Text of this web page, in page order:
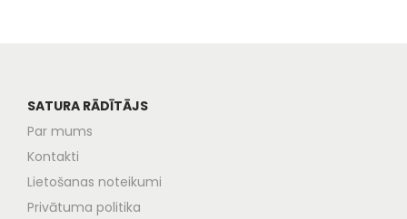
SATURA RĀDĪTĀJS
Par mums
Kontakti
Lietošanas noteikumi
Privātuma politika